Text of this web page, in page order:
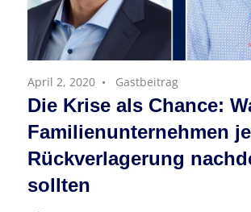
April 2, 2020 Gastbeitrag
Die Krise als Chance:
Familienunternehmen
Rückverlagerung
sollten